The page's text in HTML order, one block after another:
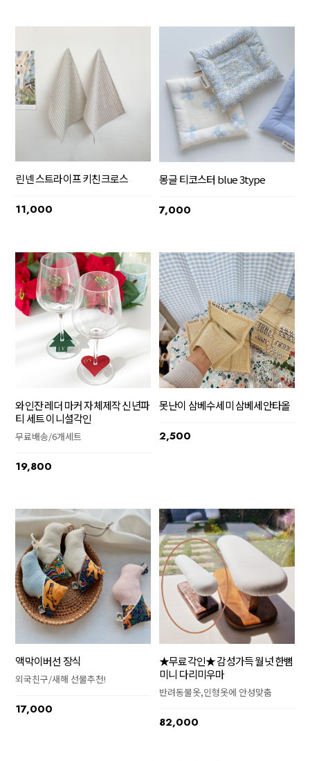
린넨 스트라이프 키친크로스
11,000
몽글 티코스터 blue 3type
7,000
와인잔 레더 마커 자체제작 신년파
티 세트 이니셜각인
무료배송/6개세트
19,800
못난이 삼베수세미 삼베세안타올
2,500
액막이버선 장식
외국친구/새해 선물추천!
17,000
★무료각인★ 감성가득 월넛 한뼘
미니 다리미우마
반려동물옷,인형옷에 안성맞춤
82,000